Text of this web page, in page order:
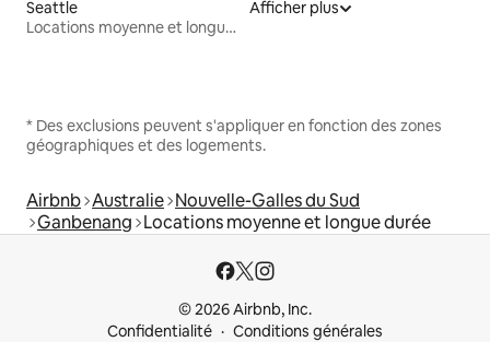
Seattle
Locations moyenne et longue durée
Afficher plus
* Des exclusions peuvent s'appliquer en fonction des zones
géographiques et des logements.
Airbnb Australie Nouvelle-Galles du Sud
Ganbenang Locations moyenne et longue durée
© 2026 Airbnb, Inc.
Confidentialité
Conditions générales